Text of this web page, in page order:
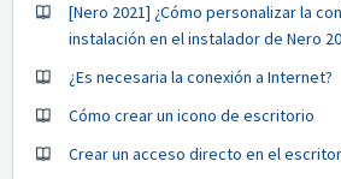
[Nero 2021] ¿Cómo personalizar la
instalación en el instalador de Nero
¿Es necesaria la conexión a Internet?
Cómo crear un icono de escritorio
Crear un acceso directo en el